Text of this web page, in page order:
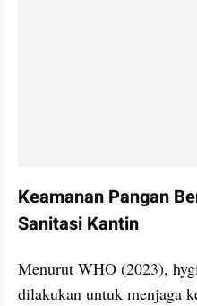
Keamanan Pangan
Sanitasi Kantin
Menurut WHO (2023),
dilakukan untuk menjaga